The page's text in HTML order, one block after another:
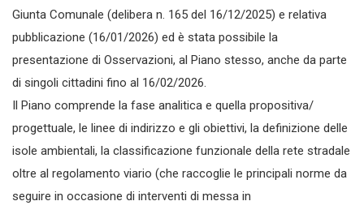
Giunta Comunale (delibera n. 165 del 16/12/2025) e relativa
pubblicazione (16/01/2026) ed è stata possibile la
presentazione di Osservazioni, al Piano stesso, anche da parte
di singoli cittadini fino al 16/02/2026.
Il Piano comprende la fase analitica e quella propositiva/
progettuale, le linee di indirizzo e gli obiettivi, la definizione delle
isole ambientali, la classificazione funzionale della rete stradale
oltre al regolamento viario (che raccoglie le principali norme da
seguire in occasione di interventi di messa in